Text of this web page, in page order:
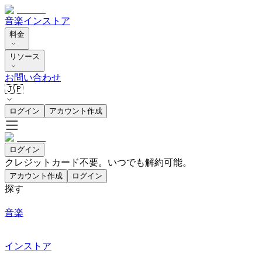
音楽インストア
料金
リソース
お問い合わせ
🇯🇵
ログイン アカウント作成
ログイン
クレジットカード不要。いつでも解約可能。
アカウント作成 ログイン
探す
音楽
インストア